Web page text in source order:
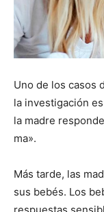
Uno de los casos
la investigación
la madre
ma».
Más tarde, las
sus bebés. Los